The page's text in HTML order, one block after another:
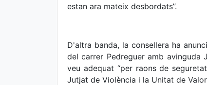
estan ara mateix desbordats”.
D'altra banda, la consellera ha
del carrer Pedreguer amb avinguda
veu adequat “per raons de
Jutjat de Violència i la Unitat de